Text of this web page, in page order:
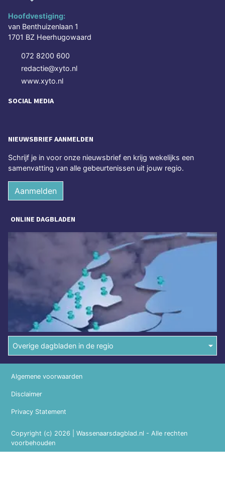
Hoofdvestiging:
van Benthuizenlaan 1
1701 BZ Heerhugowaard
072 8200 600
redactie@xyto.nl
www.xyto.nl
SOCIAL MEDIA
NIEUWSBRIEF AANMELDEN
Schrijf je in voor onze nieuwsbrief en krijg wekelijks een
samenvatting van alle gebeurtenissen uit jouw regio.
Aanmelden
ONLINE DAGBLADEN
Overige dagbladen in de regio
Copyright (c) 2026 | Wassenaarsdagblad.nl - Alle rechten
voorbehouden
Algemene voorwaarden
Disclaimer
Privacy Statement